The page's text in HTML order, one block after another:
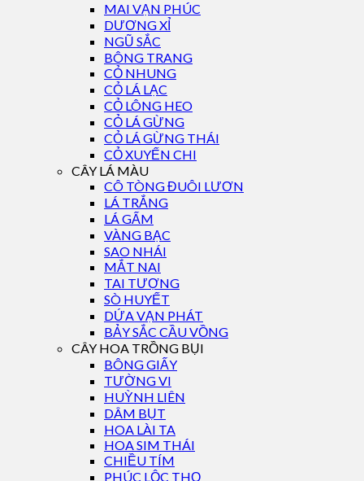
MAI VẠN PHÚC
DƯƠNG XỈ
NGŨ SẮC
BÔNG TRANG
CỎ NHUNG
CỎ LÁ LẠC
CỎ LÔNG HEO
CỎ LÁ GỪNG
CỎ LÁ GỪNG THÁI
CỎ XUYẾN CHI
CÂY LÁ MÀU
CÔ TÒNG ĐUÔI LƯƠN
LÁ TRẮNG
LÁ GẤM
VÀNG BẠC
SAO NHÁI
MẮT NAI
TAI TƯỢNG
SÒ HUYẾT
DỨA VẠN PHÁT
BẢY SẮC CẦU VỒNG
CÂY HOA TRỒNG BỤI
BÔNG GIẤY
TƯỜNG VI
HUỲNH LIÊN
DÂM BỤT
HOA LÀI TA
HOA SIM THÁI
CHIỀU TÍM
PHÚC LỘC THỌ